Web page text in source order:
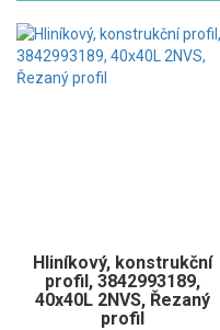
Hliníkový, konstrukční
profil, 3842993189,
40x40L 2NVS, Řezaný
profil